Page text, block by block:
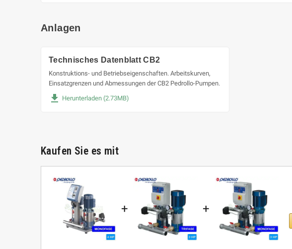
Anlagen
Technisches Datenblatt CB2
Konstruktions- und Betriebseigenschaften. Arbeitskurven,
Einsatzgrenzen und Abmessungen der CB2 Pedrollo-Pumpen.
file_download Herunterladen (2.73MB)
Kaufen Sie es mit
+ +